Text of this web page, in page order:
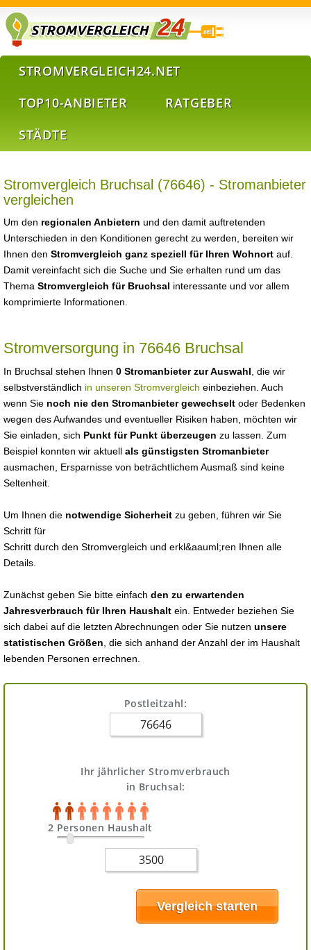
STROMVERGLEICH24.NET
TOP10-ANBIETER
RATGEBER
STÄDTE
Stromvergleich Bruchsal (76646) - Stromanbieter
vergleichen
Um den regionalen Anbietern und den damit auftretenden
Unterschieden in den Konditionen gerecht zu werden, bereiten wir
Ihnen den Stromvergleich ganz speziell für Ihren Wohnort auf.
Damit vereinfacht sich die Suche und Sie erhalten rund um das
Thema Stromvergleich für Bruchsal interessante und vor allem
komprimierte Informationen.
Stromversorgung in 76646 Bruchsal
In Bruchsal stehen Ihnen 0 Stromanbieter zur Auswahl , die wir
selbstverständlich in unseren Stromvergleich einbeziehen. Auch
wenn Sie noch nie den Stromanbieter gewechselt oder Bedenken
wegen des Aufwandes und eventueller Risiken haben, möchten wir
Sie einladen, sich Punkt für Punkt überzeugen zu lassen. Zum
Beispiel konnten wir aktuell als günstigsten Stromanbieter
ausmachen, Ersparnisse von beträchtlichem Ausmaß sind keine
Seltenheit.
Um Ihnen die notwendige Sicherheit zu geben, führen wir Sie
Schritt für
Schritt durch den Stromvergleich und erkl&aauml;ren Ihnen alle
Details.
Zunächst geben Sie bitte einfach den zu erwartenden
Jahresverbrauch für Ihren Haushalt ein. Entweder beziehen Sie
sich dabei auf die letzten Abrechnungen oder Sie nutzen unsere
statistischen Größen , die sich anhand der Anzahl der im Haushalt
lebenden Personen errechnen.
Postleitzahl:
Ihr jährlicher Stromverbrauch
in Bruchsal:
2 Personen Haushalt